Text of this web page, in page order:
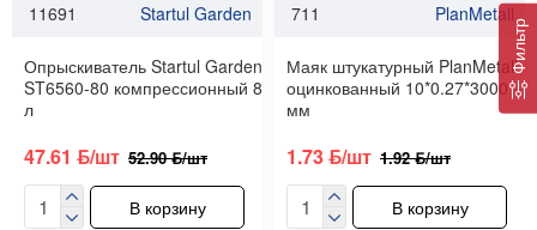
Фильтр
11691 Startul Garden
Опрыскиватель Startul Garden
ST6560-80 компрессионный 8
л
47.61 ƃ/шт 52.90 ƃ/шт
В корзину
711 PlanMetall
Маяк штукатурный PlanMetall
оцинкованный 10*0.27*3000
мм
1.73 ƃ/шт 1.92 ƃ/шт
В корзину